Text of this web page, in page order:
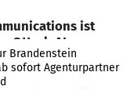
ist
OtterlyAI
Brandenstein
sofort Agenturpartner